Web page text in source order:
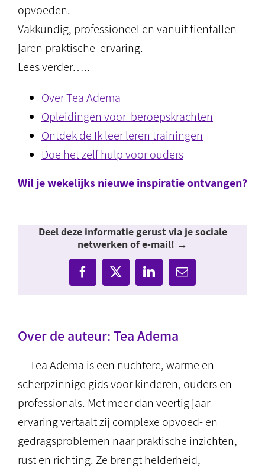
opvoeden.
Vakkundig, professioneel en vanuit tientallen
jaren praktische ervaring.
Lees verder…..
Over Tea Adema
Opleidingen voor beroepskrachten
Ontdek de Ik leer leren trainingen
Doe het zelf hulp voor ouders
Wil je wekelijks nieuwe inspiratie ontvangen?
Deel deze informatie gerust via je sociale
netwerken of e-mail! →
Facebook
X LinkedIn
E-
mail
Over de auteur:Tea Adema
Tea Adema is een nuchtere, warme en
scherpzinnige gids voor kinderen, ouders en
professionals. Met meer dan veertig jaar
ervaring vertaalt zij complexe opvoed- en
gedragsproblemen naar praktische inzichten,
rust en richting. Ze brengt helderheid,